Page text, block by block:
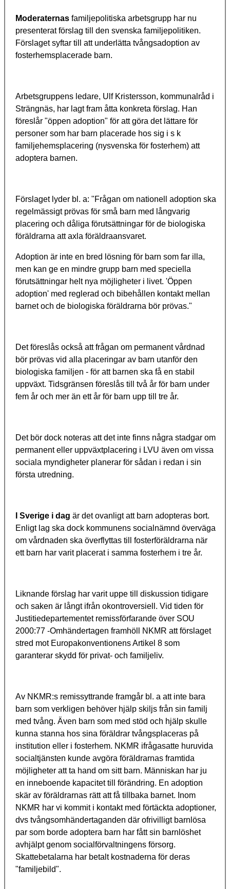
Moderaternas familjepolitiska arbetsgrupp har nu
presenterat förslag till den svenska familjepolitiken.
Förslaget syftar till att underlätta tvångsadoption av
fosterhemsplacerade barn.
Arbetsgruppens ledare, Ulf Kristersson, kommunalråd i
Strängnäs, har lagt fram åtta konkreta förslag. Han
föreslår "öppen adoption" för att göra det lättare för
personer som har barn placerade hos sig i s k
familjehemsplacering (nysvenska för fosterhem) att
adoptera barnen.
Förslaget lyder bl. a: "Frågan om nationell adoption ska
regelmässigt prövas för små barn med långvarig
placering och dåliga förutsättningar för de biologiska
föräldrarna att axla föräldraansvaret.
Adoption är inte en bred lösning för barn som far illa,
men kan ge en mindre grupp barn med speciella
förutsättningar helt nya möjligheter i livet. 'Öppen
adoption' med reglerad och bibehållen kontakt mellan
barnet och de biologiska föräldrarna bör prövas."
Det föreslås också att frågan om permanent vårdnad
bör prövas vid alla placeringar av barn utanför den
biologiska familjen - för att barnen ska få en stabil
uppväxt. Tidsgränsen föreslås till två år för barn under
fem år och mer än ett år för barn upp till tre år.
Det bör dock noteras att det inte finns några stadgar om
permanent eller uppväxtplacering i LVU även om vissa
sociala myndigheter planerar för sådan i redan i sin
första utredning.
I Sverige i dag är det ovanligt att barn adopteras bort.
Enligt lag ska dock kommunens socialnämnd överväga
om vårdnaden ska överflyttas till fosterföräldrarna när
ett barn har varit placerat i samma fosterhem i tre år.
Liknande förslag har varit uppe till diskussion tidigare
och saken är långt ifrån okontroversiell. Vid tiden för
Justitiedepartementet remissförfarande över SOU
2000:77 -Omhändertagen framhöll NKMR att förslaget
stred mot Europakonventionens Artikel 8 som
garanterar skydd för privat- och familjeliv.
Av NKMR:s remissyttrande framgår bl. a att inte bara
barn som verkligen behöver hjälp skiljs från sin familj
med tvång. Även barn som med stöd och hjälp skulle
kunna stanna hos sina föräldrar tvångsplaceras på
institution eller i fosterhem. NKMR ifrågasatte huruvida
socialtjänsten kunde avgöra föräldrarnas framtida
möjligheter att ta hand om sitt barn. Människan har ju
en inneboende kapacitet till förändring. En adoption
skär av föräldrarnas rätt att få tillbaka barnet. Inom
NKMR har vi kommit i kontakt med förtäckta adoptioner,
dvs tvångsomhändertaganden där ofrivilligt barnlösa
par som borde adoptera barn har fått sin barnlöshet
avhjälpt genom socialförvaltningens försorg.
Skattebetalarna har betalt kostnaderna för deras
"familjebild".